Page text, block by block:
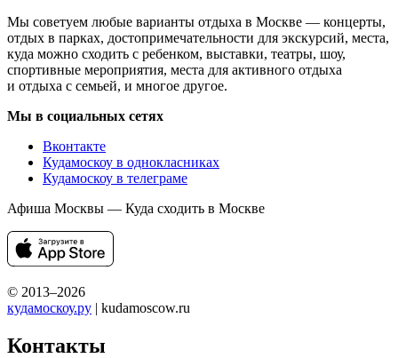
Мы советуем любые варианты отдыха в Москве — концерты,
отдых в парках, достопримечательности для экскурсий, места,
куда можно сходить с ребенком, выставки, театры, шоу,
спортивные мероприятия, места для активного отдыха
и отдыха с семьей, и многое другое.
Мы в социальных сетях
Вконтакте
Кудамоскоу в однокласниках
Кудамоскоу в телеграме
Афиша Москвы — Куда сходить в Москве
© 2013–2026
кудамоскоу.ру | kudamoscow.ru
Контакты